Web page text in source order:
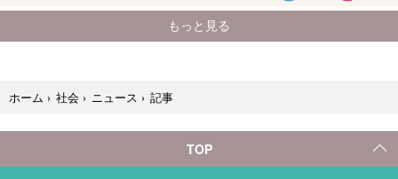
ホーム › 社会 › ニュース › 記事
TOP